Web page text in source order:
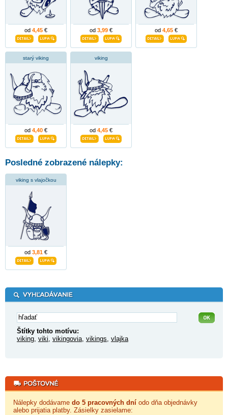
od 4,45 € od 3,99 € od 4,65 €
starý viking
od 4,40 €
viking
od 4,45 €
Posledné zobrazené nálepky:
viking s vlajočkou
od 3,81 €
Štítky tohto motívu:
viking, viki, vikingovia, vikings, vlajka
Nálepky dodávame do 5 pracovných dní odo dňa objednávky
alebo prijatia platby. Zásielky zasielame: